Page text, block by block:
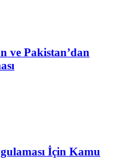
ve Pakistan’dan
İçin Kamu